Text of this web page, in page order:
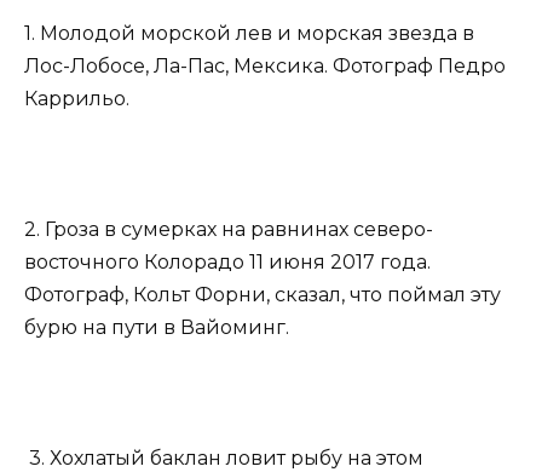
1. Молодой морской лев и морская звезда в
Лос-Лобосе, Ла-Пас, Мексика. Фотограф Педро
Каррильо.
2. Гроза в сумерках на равнинах северо-
восточного Колорадо 11 июня 2017 года.
Фотограф, Кольт Форни, сказал, что поймал эту
бурю на пути в Вайоминг.
3. Хохлатый баклан ловит рыбу на этом